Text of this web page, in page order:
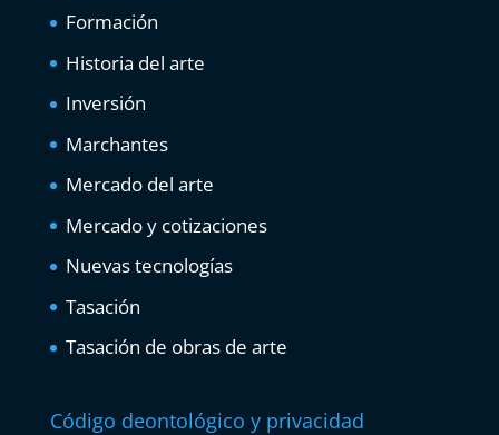
Formación
Historia del arte
Inversión
Marchantes
Mercado del arte
Mercado y cotizaciones
Nuevas tecnologías
Tasación
Tasación de obras de arte
Código deontológico y privacidad